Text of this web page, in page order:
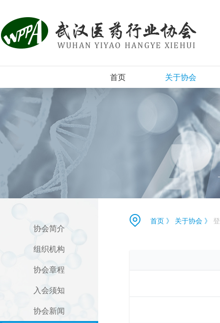
首页 关于协会
协会简介
组织机构
协会章程
入会须知
协会新闻
协会简介
组织机构
协会章程
入会须知
协会新闻
首页 》 关于协会 》